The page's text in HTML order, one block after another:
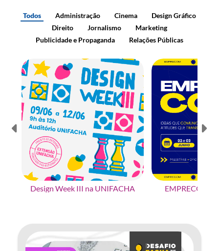
Todos Administração Cinema
Design Gráfico
Direito
Jornalismo
Marketing
Publicidade e Propaganda
Relações Públicas
Design Week III na UNIFACHA EMPRECOM